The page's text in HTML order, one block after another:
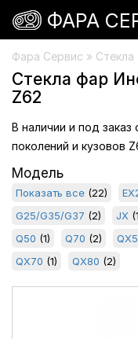
Фара Сервис »
Стекла фар
Z62
В наличии и под
поколений и кузовов
Модель
Показать все (22)
G25/G35/G37 (2) JX
Q50 (1) Q70 (2)
QX70 (1) QX80 (2)
ФАРА